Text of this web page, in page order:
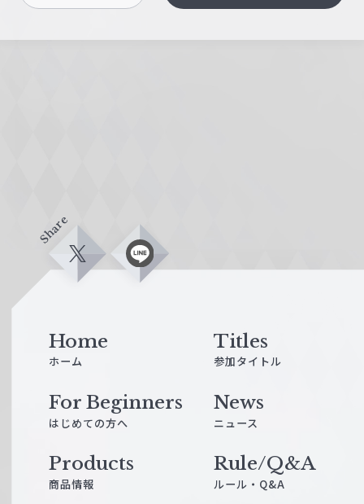
Share
X L
Home
ホーム
Titles
参加タイトル
For Beginners
はじめての方へ
News
ニュース
Products
商品情報
Rule/Q&A
ルール・Q&A